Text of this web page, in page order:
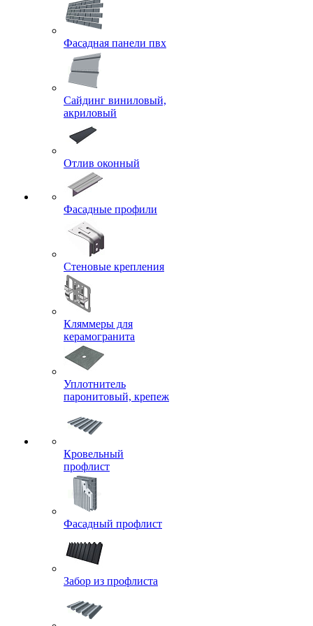
Фасадная панели пвх
Сайдинг виниловый,
акриловый
Отлив оконный
Фасадные профили
Стеновые крепления
Кляммеры для
керамогранита
Уплотнитель
паронитовый, крепеж
Кровельный
профлист
Фасадный профлист
Забор из профлиста